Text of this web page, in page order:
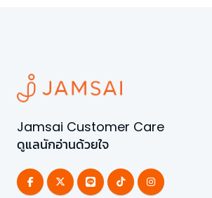
Jamsai Customer Care
ดูแลนักอ่านด้วยใจ